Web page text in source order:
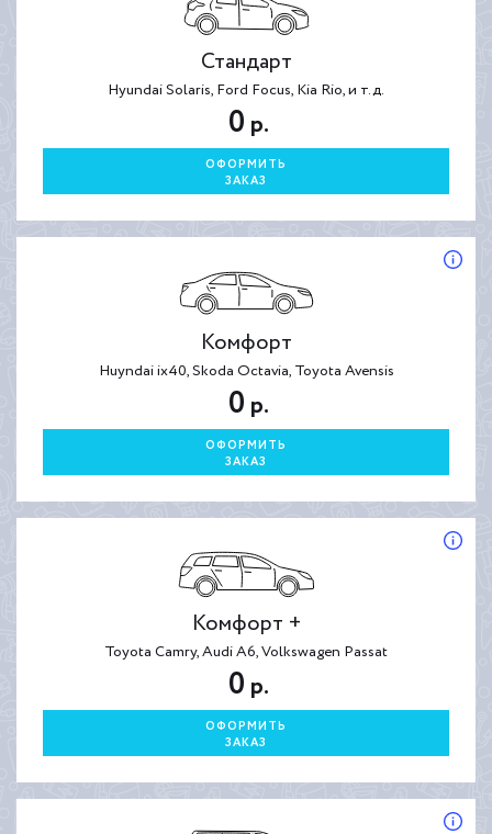
Стандарт
Hyundai Solaris, Ford Focus, Kia Rio, и т.д.
0 р.
ОФОРМИТЬ
ЗАКАЗ
Комфорт
Huyndai ix40, Skoda Octavia, Toyota Avensis
0 р.
ОФОРМИТЬ
ЗАКАЗ
Комфорт +
Toyota Camry, Audi A6, Volkswagen Passat
0 р.
ОФОРМИТЬ
ЗАКАЗ